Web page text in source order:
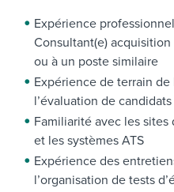
Expérience
Consultant(e) acquisition
ou à un poste similaire
Expérience de terrain
l’évaluation de candidats
Familiarité avec les sites
et les systèmes ATS
Expérience des
l’organisation de tests